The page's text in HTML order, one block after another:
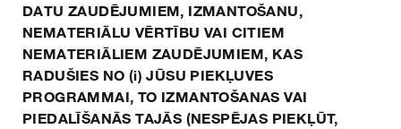
DATU ZAUDĒJUMIEM, IZMANTOŠANU,
NEMATERIĀLU VĒRTĪBU VAI CITIEM
NEMATERIĀLIEM ZAUDĒJUMIEM, KAS
RADUŠIES NO (i) JŪSU PIEKĻUVES
PROGRAMMAI, TO IZMANTOŠANAS VAI
PIEDALĪŠANĀS TAJĀS (NESPĒJAS PIEKĻŪT,